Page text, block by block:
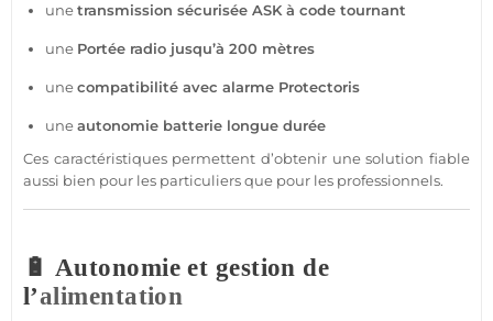
unetransmission sécurisée ASKà code tournant
une Portée radio jusqu’à 200 mètres
unecompatibilité avec alarme Protectoris
uneautonomie batterie longue durée
Ces caractéristiques permettent d’obtenir une solution fiable
aussi bien pour les particuliers que pour les professionnels.
🔋 Autonomie et gestion de
l’alimentation